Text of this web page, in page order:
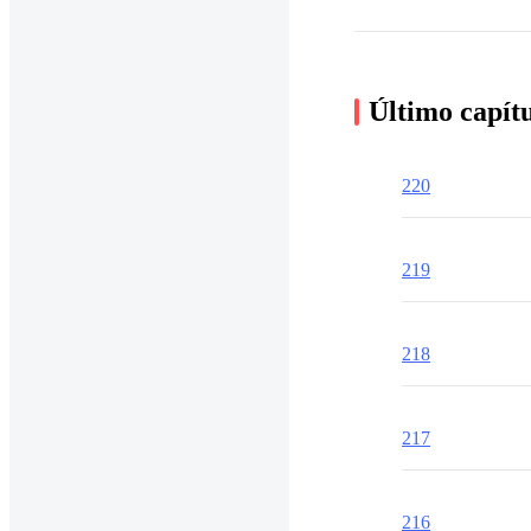
Último
220
219
218
217
216